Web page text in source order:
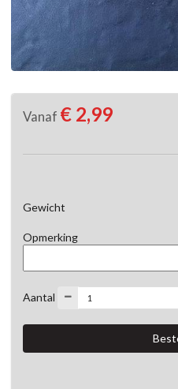
Vanaf € 2,99
Gewicht
Opmerking
Aantal